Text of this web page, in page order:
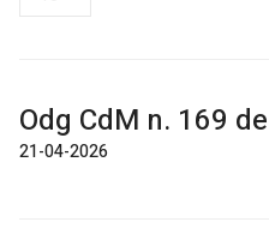
Odg CdM n. 169
21-04-2026